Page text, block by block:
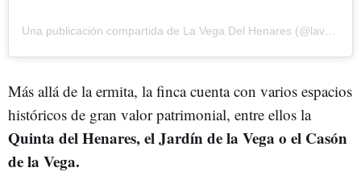
Una publicación compartida de La Vega Del Henares (@lavegadelhenares)
Más allá de la ermita, la finca cuenta con varios espacios
históricos de gran valor patrimonial, entre ellos la
Quinta del Henares, el Jardín de la Vega o el Casón
de la Vega.